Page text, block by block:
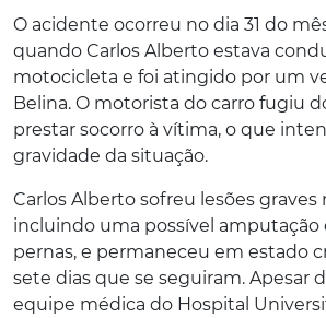
O acidente ocorreu no dia 31 do
quando Carlos Alberto estava
motocicleta e foi atingido por um
Belina. O motorista do carro fugiu
prestar socorro à vítima, o que
gravidade da situação.
Carlos Alberto sofreu lesões graves
incluindo uma possível amputação
pernas, e permaneceu em estado
sete dias que se seguiram. Apesar
equipe médica do Hospital